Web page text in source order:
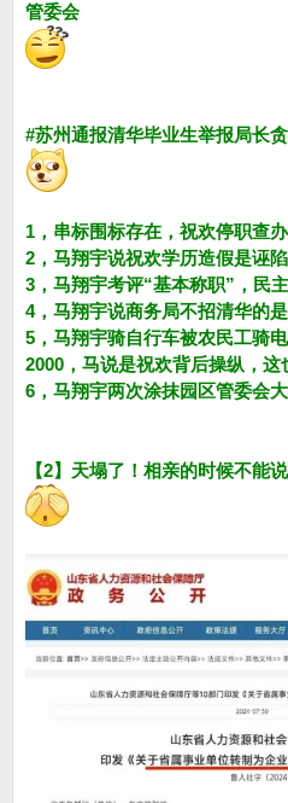
管委会
#苏州通报清华毕业生举报局长
1，串标围标存在，祝欢停职查办
2，马翔宇说祝欢学历造假是诬陷
3，马翔宇考评“基本称职”，民
4，马翔宇说商务局不招清华的是
5，马翔宇骑自行车被农民工骑
2000，马说是祝欢背后操纵，这
6，马翔宇两次涂抹园区管委会
【2】天塌了！相亲的时候不能